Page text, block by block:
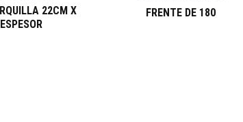
22CM X
FRENTE DE 180